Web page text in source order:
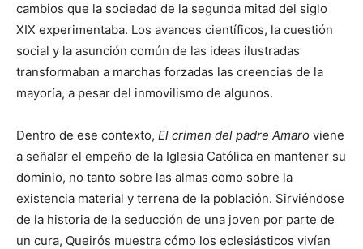
cambios que la sociedad de la segunda mitad del siglo
XIX experimentaba. Los avances científicos, la cuestión
social y la asunción común de las ideas ilustradas
transformaban a marchas forzadas las creencias de la
mayoría, a pesar del inmovilismo de algunos.
Dentro de ese contexto, El crimen del padre Amaro viene
a señalar el empeño de la Iglesia Católica en mantener su
dominio, no tanto sobre las almas como sobre la
existencia material y terrena de la población. Sirviéndose
de la historia de la seducción de una joven por parte de
un cura, Queirós muestra cómo los eclesiásticos vivían